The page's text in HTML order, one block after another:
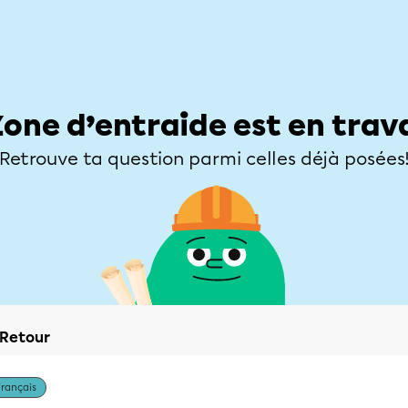
d’entraide est en
Retrouve ta question parmi celles déjà
Retour